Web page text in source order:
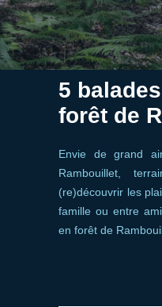
5
forêt de
Envie de grand
Rambouillet,
(re)découvrir les
famille ou entre
en forêt de